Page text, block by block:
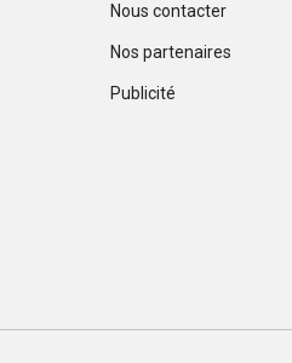
Nous contacter
Nos partenaires
Publicité